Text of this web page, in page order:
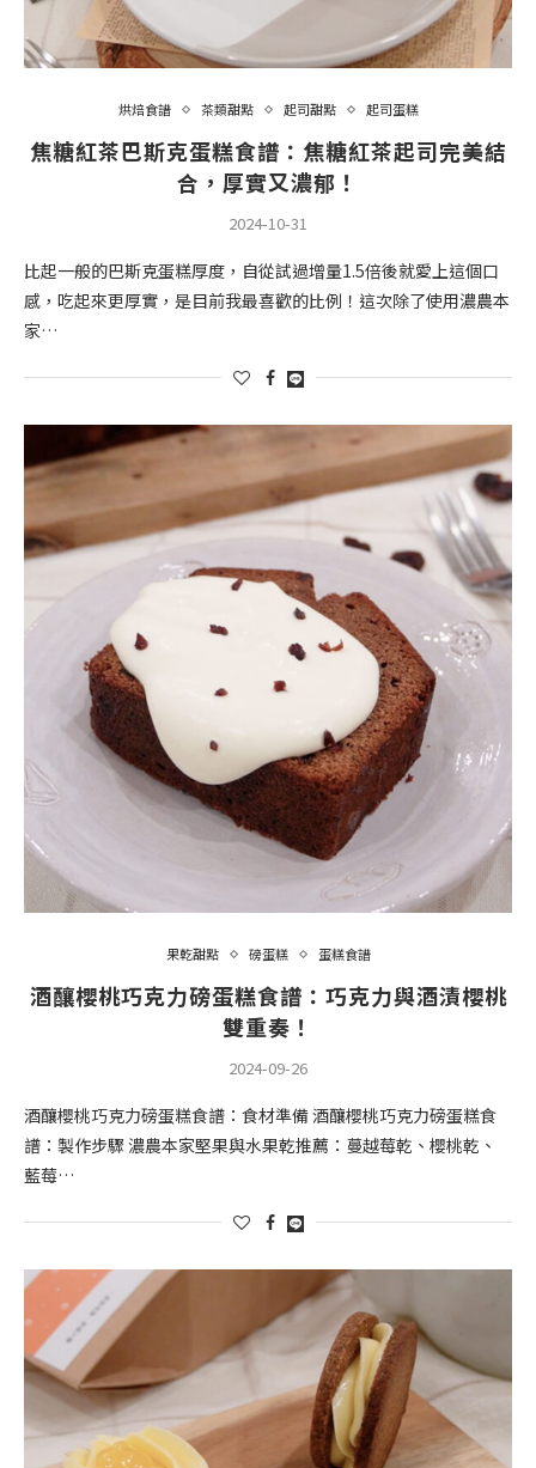
烘焙食譜 茶類甜點 起司甜點 起司蛋糕
焦糖紅茶巴斯克蛋糕食譜：焦糖紅茶起司完美結
合，厚實又濃郁！
2024-10-31
比起一般的巴斯克蛋糕厚度，自從試過增量1.5倍後就愛上這個口
感，吃起來更厚實，是目前我最喜歡的比例！這次除了使用濃農本
家…
果乾甜點 磅蛋糕 蛋糕食譜
酒釀櫻桃巧克力磅蛋糕食譜：巧克力與酒漬櫻桃
雙重奏！
2024-09-26
酒釀櫻桃巧克力磅蛋糕食譜：食材準備 酒釀櫻桃巧克力磅蛋糕食
譜：製作步驟 濃農本家堅果與水果乾推薦：蔓越莓乾、櫻桃乾、
藍莓…